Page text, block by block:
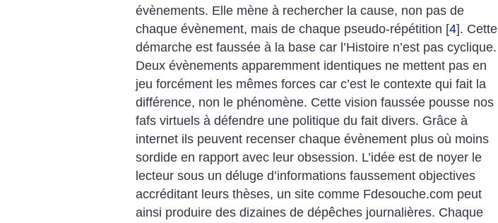
évènements. Elle mène à rechercher la cause, non pas de
chaque évènement, mais de chaque pseudo-répétition [4]. Cette
démarche est faussée à la base car l’Histoire n’est pas cyclique.
Deux évènements apparemment identiques ne mettent pas en
jeu forcément les mêmes forces car c’est le contexte qui fait la
différence, non le phénomène. Cette vision faussée pousse nos
fafs virtuels à défendre une politique du fait divers. Grâce à
internet ils peuvent recenser chaque évènement plus où moins
sordide en rapport avec leur obsession. L’idée est de noyer le
lecteur sous un déluge d’informations faussement objectives
accréditant leurs thèses, un site comme Fdesouche.com peut
ainsi produire des dizaines de dépêches journalières. Chaque